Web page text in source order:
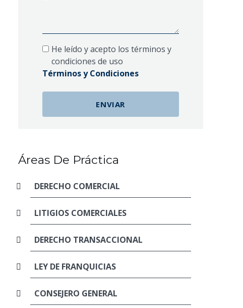
He leído y acepto los términos y
condiciones de uso
Términos y Condiciones
Áreas De Práctica
DERECHO COMERCIAL
LITIGIOS COMERCIALES
DERECHO TRANSACCIONAL
LEY DE FRANQUICIAS
CONSEJERO GENERAL